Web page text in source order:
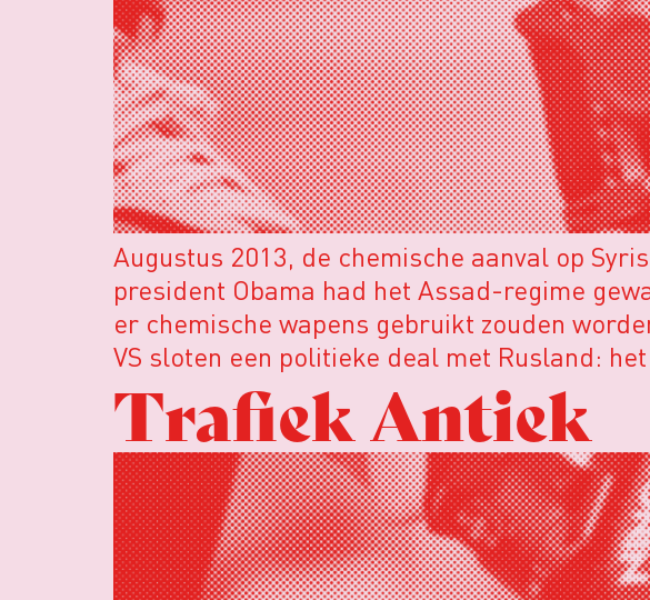
Augustus 2013, de chemische aanval op
president Obama had het Assad-regime
er chemische wapens gebruikt zouden
VS sloten een politieke deal met Rusland:
Trafiek Antiek